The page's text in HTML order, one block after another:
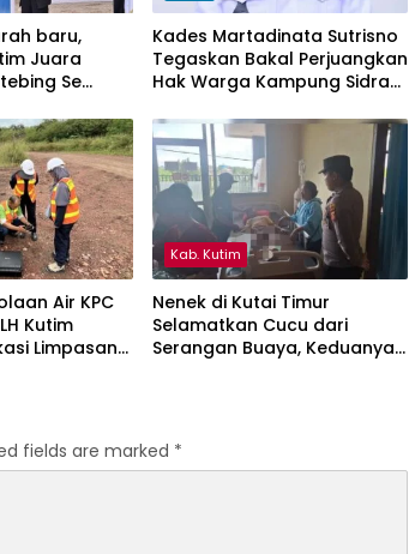
baru,
Juara
Se
Kades Martadinata Sutrisno
Tegaskan Bakal Perjuangkan
Hak Warga Kampung Sidrap
Air KPC
Kutim
Limpasan
Kab. Kutim
Nenek di Kutai Timur
Selamatkan Cucu dari
Serangan Buaya, Keduanya
fields are marked *